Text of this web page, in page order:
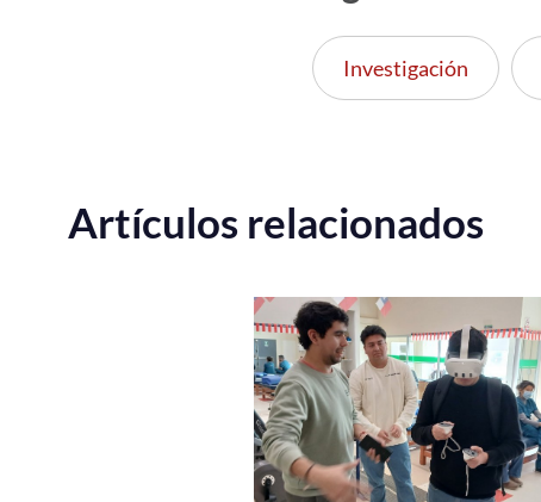
Investigación
Artículos relacionados